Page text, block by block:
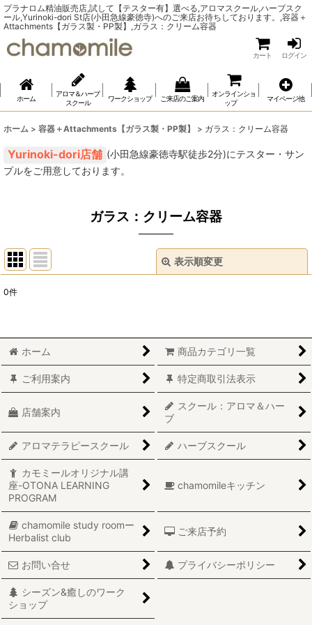
プラナロム精油販売店,試して【テスター有】選べる,アロマスクール,ハーブスク
ール,Yurinoki-dori St店(小田急線豪徳寺)へのご来店お待ちしております。,容器＋
Attachments【ガラス製・PP製】,ガラス：クリーム容器
カート ログイン
ホーム
アロマ＆ハーブ
スクール
ワークショップ ご来店のご案内
オンラインショ
ップ
マイページ他
ホーム > 容器＋Attachments【ガラス製・PP製】 > ガラス：クリーム容器
(小田急線豪徳寺駅徒歩2分)にテスター・サン
プルをご用意しております。
ガラス：クリーム容器
表示順変更
並び順:
絞り込む
0件
ホーム 商品カテゴリ一覧
ご利用案内 特定商取引法表示
店舗案内
スクール：アロマ＆ハー
ブ
アロマテラピースクール ハーブスクール
カモミールオリジナル講
座-OTONA LEARNING
PROGRAM
chamomileキッチン
chamomile study roomー
Herbalist club
ご来店予約
お問い合せ プライバシーポリシー
シーズン&癒しのワーク
ショップ